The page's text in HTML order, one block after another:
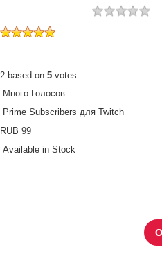
2based on 5votes
Много Голосов
Prime Subscribers для Twitch
RUB 99
Available in Stock